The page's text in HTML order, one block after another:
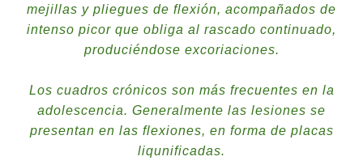
mejillas y pliegues de flexión, acompañados de
intenso picor que obliga al rascado continuado,
produciéndose excoriaciones.
Los cuadros crónicos son más frecuentes en la
adolescencia. Generalmente las lesiones se
presentan en las flexiones, en forma de placas
liqunificadas.